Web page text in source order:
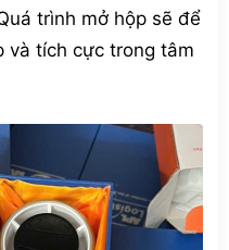
trình mở hộp sẽ để
và tích cực trong tâm